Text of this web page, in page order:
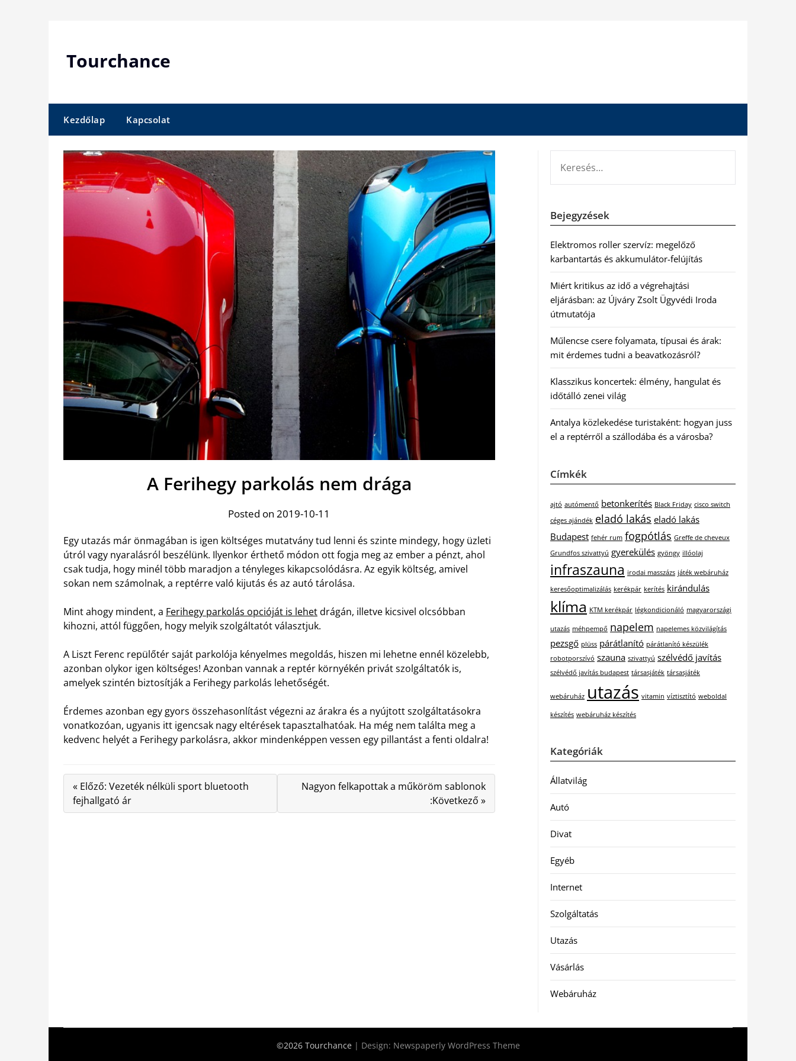
Tourchance
Kezdőlap Kapcsolat
A Ferihegy parkolás nem drága
Posted on 2019-10-11
Egy utazás már önmagában is igen költséges mutatvány tud lenni és szinte mindegy, hogy üzleti
útról vagy nyaralásról beszélünk. Ilyenkor érthető módon ott fogja meg az ember a pénzt, ahol
csak tudja, hogy minél több maradjon a tényleges kikapcsolódásra. Az egyik költség, amivel
sokan nem számolnak, a reptérre való kijutás és az autó tárolása.
Mint ahogy mindent, a Ferihegy parkolás opcióját is lehetdrágán, illetve kicsivel olcsóbban
kihozni, attól függően, hogy melyik szolgáltatót választjuk.
A Liszt Ferenc repülőtér saját parkolója kényelmes megoldás, hiszen mi lehetne ennél közelebb,
azonban olykor igen költséges! Azonban vannak a reptér környékén privát szolgáltatók is,
amelyek szintén biztosítják a Ferihegy parkolás lehetőségét.
Érdemes azonban egy gyors összehasonlítást végezni az árakra és a nyújtott szolgáltatásokra
vonatkozóan, ugyanis itt igencsak nagy eltérések tapasztalhatóak. Ha még nem találta meg a
kedvenc helyét a Ferihegy parkolásra, akkor mindenképpen vessen egy pillantást a fenti oldalra!
« Előző: Vezeték nélküli sport bluetooth
fejhallgató ár
Nagyon felkapottak a műköröm sablonok
:Következő »
Bejegyzések
Elektromos roller szervíz: megelőző
karbantartás és akkumulátor-felújítás
Miért kritikus az idő a végrehajtási
eljárásban: az Újváry Zsolt Ügyvédi Iroda
útmutatója
Műlencse csere folyamata, típusai és árak:
mit érdemes tudni a beavatkozásról?
Klasszikus koncertek: élmény, hangulat és
időtálló zenei világ
Antalya közlekedése turistaként: hogyan juss
el a reptérről a szállodába és a városba?
Címkék
ajtó autómentő betonkerítés Black Friday cisco switch
céges ajándék eladó lakás eladó lakás
Budapest fehér rum fogpótlás Greffe de cheveux
Grundfos szivattyú gyerekülés gyöngy illóolaj
infraszauna irodai masszázs játék webáruház
keresőoptimalizálás kerékpár kerítés kirándulás
klíma KTM kerékpár légkondicionáló magyarországi
utazás méhpempő napelem napelemes közvilágítás
pezsgő plüss párátlanító párátlanító készülék
robotporszívó szauna szivattyú szélvédő javítás
szélvédő javítás budapest társasjáték társasjáték
webáruház utazás vitamin víztisztító weboldal
készítés webáruház készítés
Kategóriák
Állatvilág
Autó
Divat
Egyéb
Internet
Szolgáltatás
Utazás
Vásárlás
Webáruház
©2026 Tourchance | Design: Newspaperly WordPress Theme